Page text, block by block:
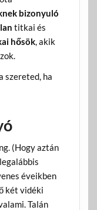
bizonyuló
titkai és
hősök, akik
szereted, ha
(Hogy aztán
éveikben
két vidéki
Talán